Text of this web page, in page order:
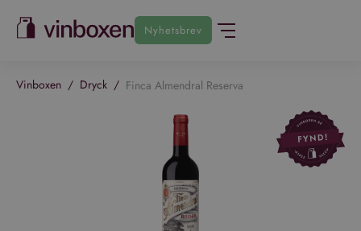
Nyhetsbrev
Vinboxen / Dryck / Finca Almendral Reserva